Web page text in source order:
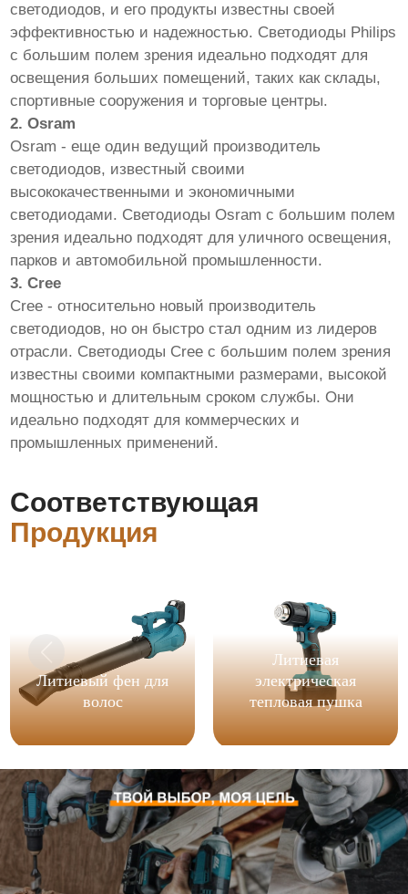
светодиодов, и его продукты известны своей
эффективностью и надежностью. Светодиоды Philips
с большим полем зрения идеально подходят для
освещения больших помещений, таких как склады,
спортивные сооружения и торговые центры.
2. Osram
Osram - еще один ведущий производитель
светодиодов, известный своими
высококачественными и экономичными
светодиодами. Светодиоды Osram с большим полем
зрения идеально подходят для уличного освещения,
парков и автомобильной промышленности.
3. Cree
Cree - относительно новый производитель
светодиодов, но он быстро стал одним из лидеров
отрасли. Светодиоды Cree с большим полем зрения
известны своими компактными размерами, высокой
мощностью и длительным сроком службы. Они
идеально подходят для коммерческих и
промышленных применений.
Соответствующая
Продукция
Литиевый фен для
волос
Литиевая
электрическая
тепловая пушка